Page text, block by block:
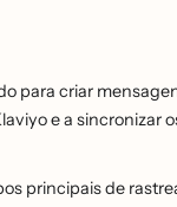
para criar
e a sincronizar
principais de